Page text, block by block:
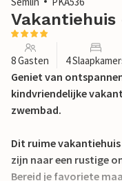
Vakantiehuis
8 Gasten 4
Geniet van
kindvriendelijke
zwembad.
Dit ruime
zijn naar een rustige
Bereid je favoriete